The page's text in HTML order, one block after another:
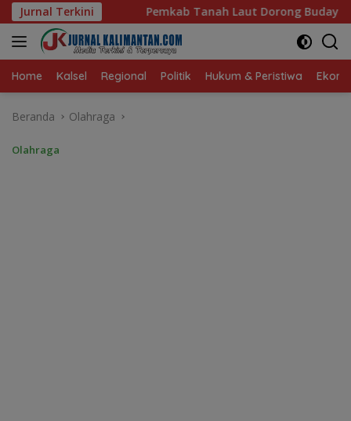
Langsung
ke
konten
Jurnal Terkini
Tanah Laut Dorong Budaya Hidup Sehat dan Kekompakan
Home Kalsel Regional Politik Hukum & Peristiwa
Beranda Olahraga
Olahraga